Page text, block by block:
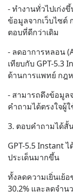
- ทำงานทั่วไปเก่ง
ข้อมูลจากเว็บไซต์
ตอบที่ดีกว่าเดิม
- ลดอาการหลอน
เทียบกับ GPT-5.3
ด้านการแพทย์ กฎ
- สามารถดึงข้อมูล
คำถามได้ตรงใจผู้
3. ตอบคำถามได้สั้
GPT-5.5 Instant
ประเด็นมากขึ้น
ทั้งลดความเยิ่นเย้
30.2% และลดจำน